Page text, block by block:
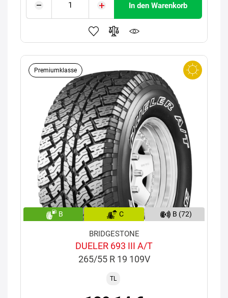
In den Warenkorb
Premiumklasse
B C B (72)
BRIDGESTONE
DUELER 693 III A/T
265/55 R 19 109V
TL